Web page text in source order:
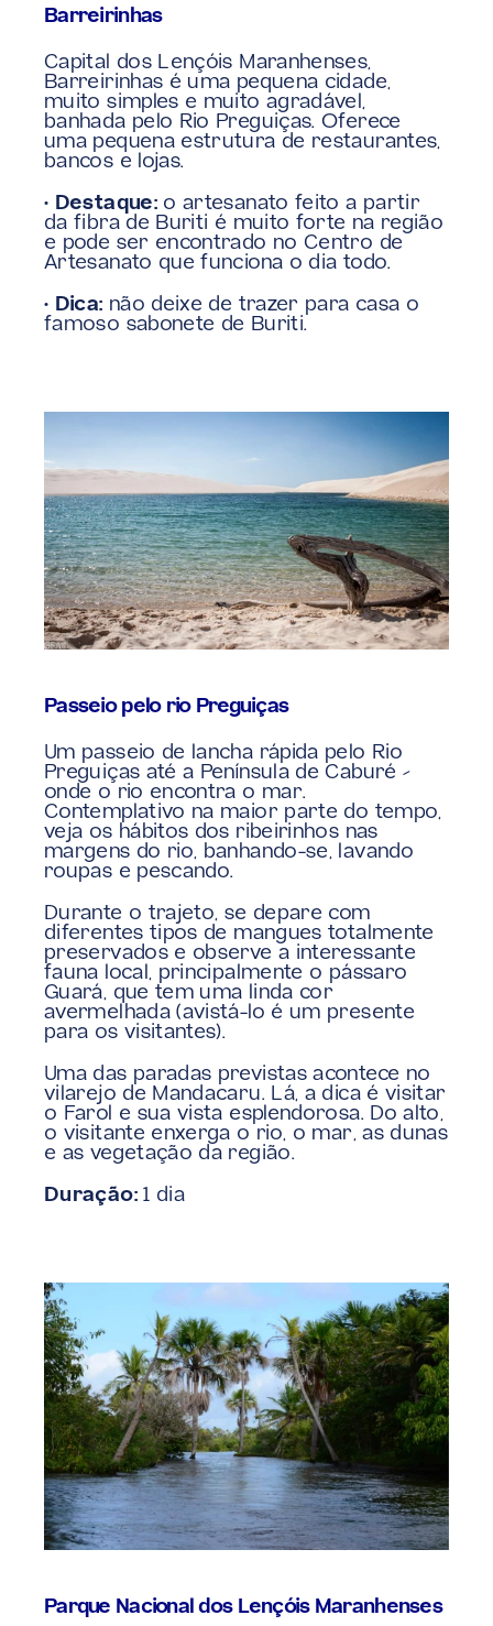
Barreirinhas
Capital dos Lençóis Maranhenses,
Barreirinhas é uma pequena cidade,
muito simples e muito agradável,
banhada pelo Rio Preguiças. Oferece
uma pequena estrutura de restaurantes,
bancos e lojas.
• Destaque: o artesanato feito a partir
da fibra de Buriti é muito forte na região
e pode ser encontrado no Centro de
Artesanato que funciona o dia todo.
• Dica: não deixe de trazer para casa o
famoso sabonete de Buriti.
Passeio pelo rio Preguiças
Um passeio de lancha rápida pelo Rio
Preguiças até a Península de Caburé –
onde o rio encontra o mar.
Contemplativo na maior parte do tempo,
veja os hábitos dos ribeirinhos nas
margens do rio, banhando-se, lavando
roupas e pescando.
Durante o trajeto, se depare com
diferentes tipos de mangues totalmente
preservados e observe a interessante
fauna local, principalmente o pássaro
Guará, que tem uma linda cor
avermelhada (avistá-lo é um presente
para os visitantes).
Uma das paradas previstas acontece no
vilarejo de Mandacaru. Lá, a dica é visitar
o Farol e sua vista esplendorosa. Do alto,
o visitante enxerga o rio, o mar, as dunas
e as vegetação da região.
Duração: 1 dia
Parque Nacional dos Lençóis Maranhenses